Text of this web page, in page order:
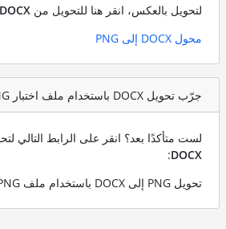
لتحويل بالعكس، انقر هنا للتحويل من DOCX إلى PNG
محول DOCX إلى PNG
جرّب تحويل DOCX باستخدام ملف اختبار PNG
لست متأكدًا بعد؟ انقر على الرابط التالي
DOCX
:
تحويل PNG إلى DOCX باستخدام ملف PNG التجريبي الخاص بنا